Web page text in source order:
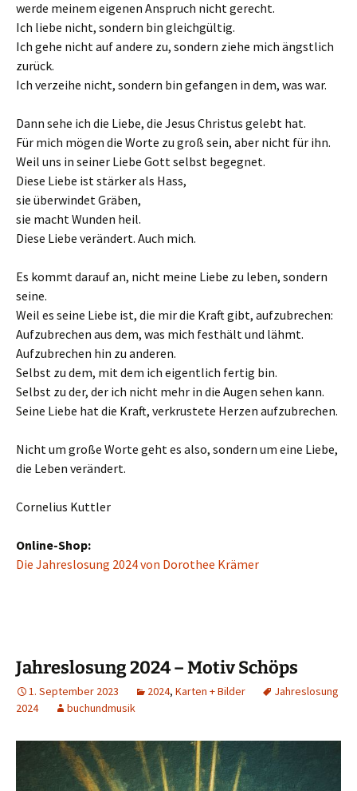
werde meinem eigenen Anspruch nicht gerecht.
Ich liebe nicht, sondern bin gleichgültig.
Ich gehe nicht auf andere zu, sondern ziehe mich ängstlich
zurück.
Ich verzeihe nicht, sondern bin gefangen in dem, was war.
Dann sehe ich die Liebe, die Jesus Christus gelebt hat.
Für mich mögen die Worte zu groß sein, aber nicht für ihn.
Weil uns in seiner Liebe Gott selbst begegnet.
Diese Liebe ist stärker als Hass,
sie überwindet Gräben,
sie macht Wunden heil.
Diese Liebe verändert. Auch mich.
Es kommt darauf an, nicht meine Liebe zu leben, sondern
seine.
Weil es seine Liebe ist, die mir die Kraft gibt, aufzubrechen:
Aufzubrechen aus dem, was mich festhält und lähmt.
Aufzubrechen hin zu anderen.
Selbst zu dem, mit dem ich eigentlich fertig bin.
Selbst zu der, der ich nicht mehr in die Augen sehen kann.
Seine Liebe hat die Kraft, verkrustete Herzen aufzubrechen.
Nicht um große Worte geht es also, sondern um eine Liebe,
die Leben verändert.
Cornelius Kuttler
Online-Shop:
Die Jahreslosung 2024 von Dorothee Krämer
Jahreslosung 2024 – Motiv Schöps
1. September 2023 2024, Karten + Bilder
Jahreslosung
2024
buchundmusik